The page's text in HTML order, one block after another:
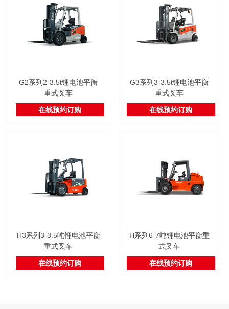
G2系列2-3.5t锂电池平衡
重式叉车
在线预约订购
G3系列3-3.5t锂电池平衡
重式叉车
在线预约订购
H3系列3-3.5吨锂电池平衡
重式叉车
在线预约订购
H系列6-7吨锂电池平衡重
式叉车
在线预约订购